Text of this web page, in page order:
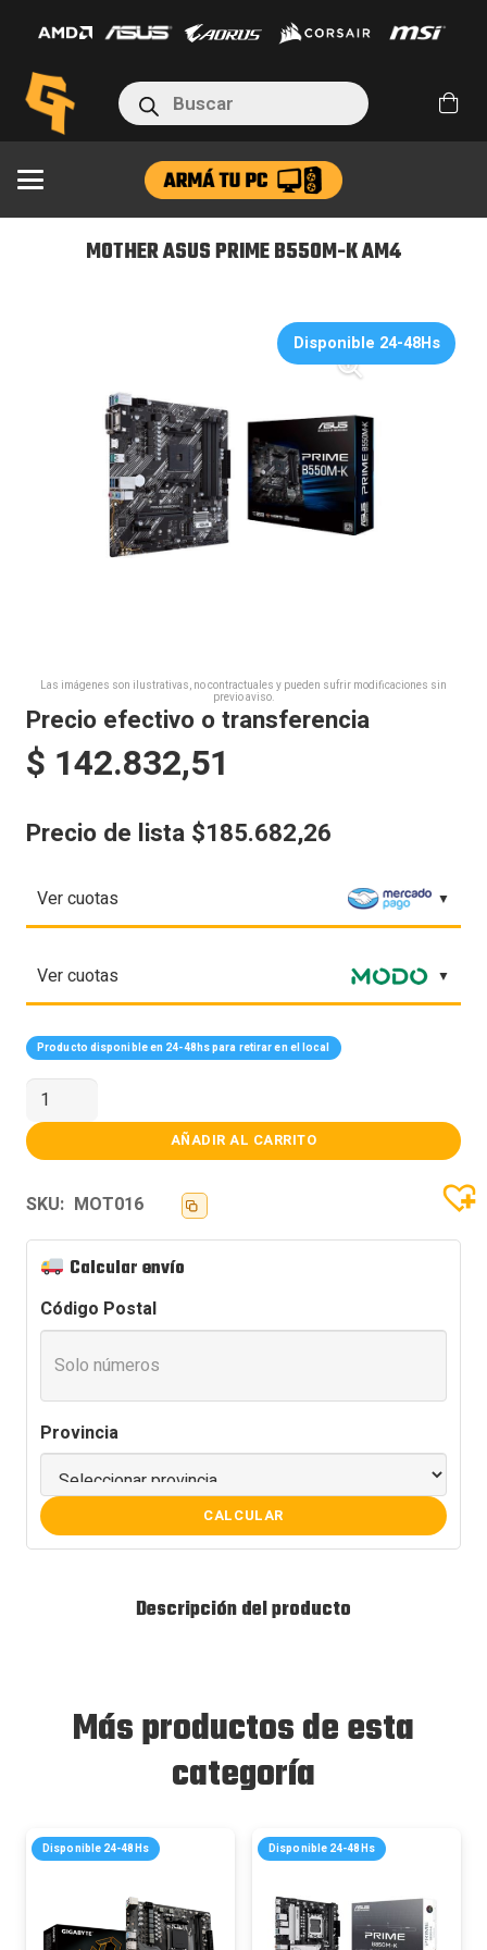
Búsqueda
de
productos
MOTHER ASUS PRIME B550M-K AM4
Disponible 24-48Hs
Las imágenes son ilustrativas, no contractuales y pueden sufrir modificaciones sin
previo aviso.
Precio efectivo o transferencia
$ 142.832,51
Precio de lista $185.682,26
Ver cuotas
Ver cuotas
Producto disponible en 24-48hs para retirar en el local
MOTHER
ASUS
PRIME
B550M-
K
cantidad
AÑADIR AL CARRITO
SKU: MOT016
Calcular envío
Código Postal
Provincia
CALCULAR
Descripción del producto
Más productos de esta
categoría
Disponible 24-48Hs Disponible 24-48Hs
B550M-
K
AM4
cantidad